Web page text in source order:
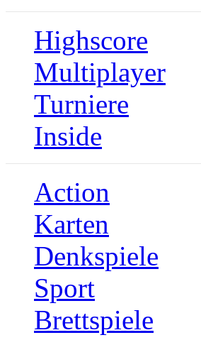
Highscore
Multiplayer
Turniere
Inside
Action
Karten
Denkspiele
Sport
Brettspiele